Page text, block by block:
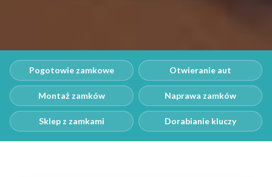
Pogotowie zamkowe Otwieranie aut
Montaż zamków Naprawa zamków
Sklep z zamkami Dorabianie kluczy